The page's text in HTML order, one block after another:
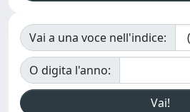
Vai a una voce nell'indice:
O digita l'anno: